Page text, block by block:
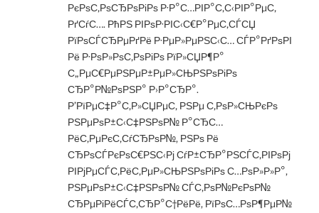
РєРѕС‚РѕСЂРѕРіРѕ Р·Р°С…РІР°С‚С‹РІР°РµС‚
РґСѓС…. РћРЅ РІРѕР·РІС‹С€Р°РµС‚СЃСЏ
РїРѕСЃСЂРµРґРё Р·РµР»РµРЅС‹С… СЃР°РґРѕРІ
Рё Р·РѕР»РѕС‚РѕРіРѕ РїР»СЏР¶Р°
С„РµС€РµРЅРµР±РµР»СЊРЅРѕРіРѕ
СЂР°Р№РѕРЅР° Р›Р°СЂР°.
Р’РїРµС‡Р°С‚Р»СЏРµС‚ РЅРµ С‚РѕР»СЊРєРѕ
РЅРµРѕР±С‹С‡РЅРѕР№ Р°СЂС…
РёС‚РµРєС‚СѓСЂРѕР№, РЅРѕ Рё
СЂРѕСЃРєРѕС€РЅС‹Рј СѓР±СЂР°РЅСЃС‚РІРѕРј
РІРјРµСЃС‚РёС‚РµР»СЊРЅРѕРіРѕ С…РѕР»Р»Р°,
РЅРµРѕР±С‹С‡РЅРѕР№ СЃС‚РѕР№РєРѕР№
СЂРµРіРёСЃС‚СЂР°С†РёРё, РїРѕС…РѕР¶РµР№